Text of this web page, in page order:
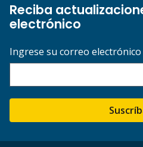
Reciba
electrónico
Ingrese su correo electrónico